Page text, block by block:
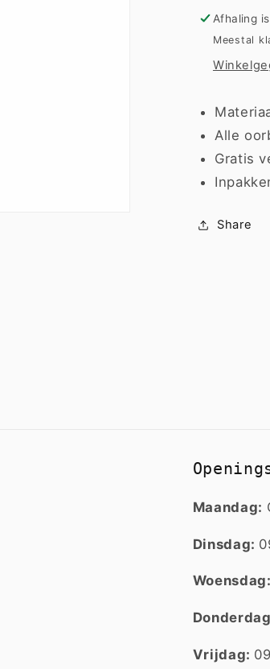
Afhaling
Meestal
Alle
Gratis
Share
Maandag:
Dinsdag:
Woensdag:
Vrijdag: